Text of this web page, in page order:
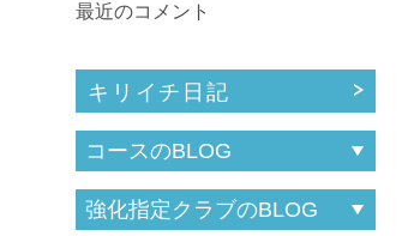
最近のコメント
キリイチ日記